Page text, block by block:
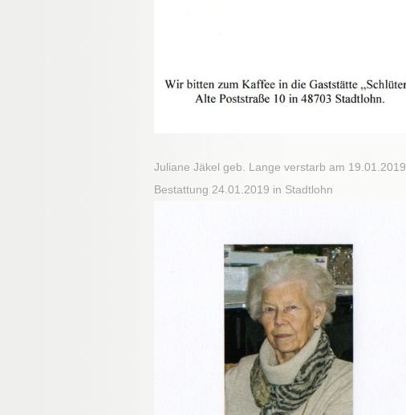
Juliane Jäkel geb. Lange verstarb am 19.01.2019.
Bestattung 24.01.2019 in Stadtlohn